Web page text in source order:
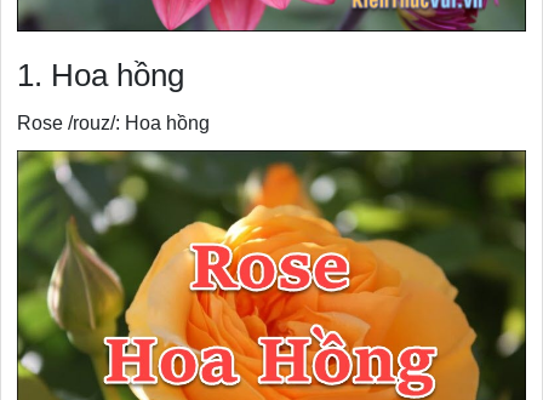
1. Hoa hồng
Rose /rouz/: Hoa hồng